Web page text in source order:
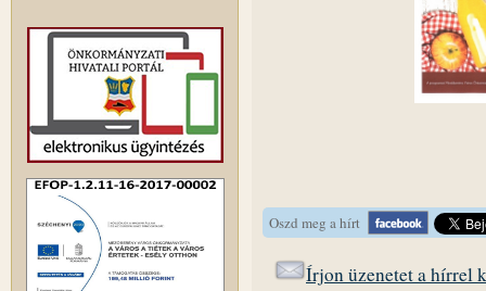
Oszd meg a hírt
Írjon üzenetet a hírrel